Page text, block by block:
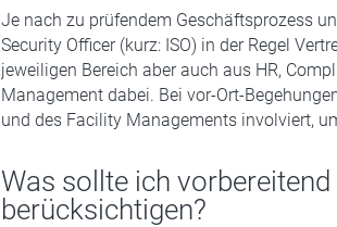
Je nach zu prüfendem Geschäftsprozess
Security Officer (kurz: ISO) in der Regel
jeweiligen Bereich aber auch aus HR,
Management dabei. Bei vor-Ort-
und des Facility Managements involviert,
Was sollte ich vorbereitend
berücksichtigen?